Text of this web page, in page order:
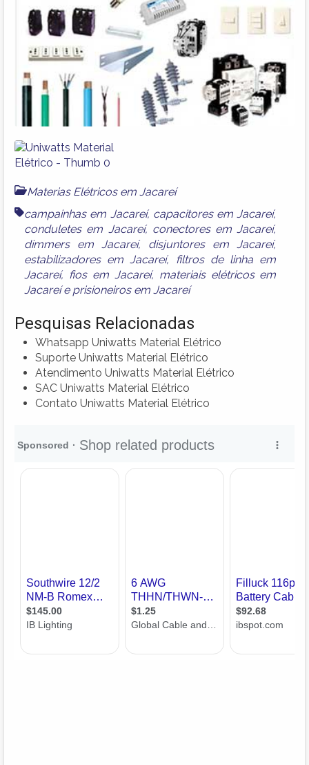
Materias Elétricos em Jacareí
campainhas em Jacareí, capacitores em Jacareí,
conduletes em Jacareí, conectores em Jacareí,
dimmers em Jacareí, disjuntores em Jacareí,
estabilizadores em Jacareí, filtros de linha em
Jacareí, fios em Jacareí, materiais elétricos em
Jacareíe prisioneiros em Jacareí
Pesquisas Relacionadas
Whatsapp Uniwatts Material Elétrico
Suporte Uniwatts Material Elétrico
Atendimento Uniwatts Material Elétrico
SAC Uniwatts Material Elétrico
Contato Uniwatts Material Elétrico